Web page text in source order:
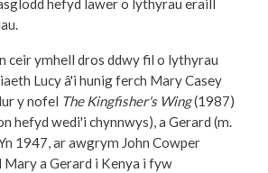
hefyd lawer o lythyrau eraill
ceir ymhell dros ddwy fil o lythyrau
Lucy â'i hunig ferch Mary Casey
y nofel The Kingfisher's Wing(1987)
hefyd wedi'i chynnwys), a Gerard (m.
1947, ar awgrym John Cowper
Mary a Gerard i Kenya i fyw